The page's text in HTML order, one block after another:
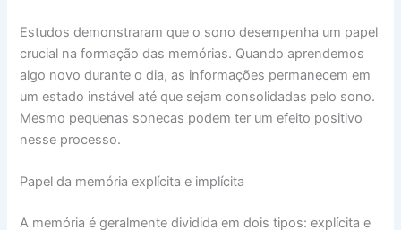
Estudos demonstraram que o sono desempenha um papel
crucial na formação das memórias. Quando aprendemos
algo novo durante o dia, as informações permanecem em
um estado instável até que sejam consolidadas pelo sono.
Mesmo pequenas sonecas podem ter um efeito positivo
nesse processo.
Papel da memória explícita e implícita
A memória é geralmente dividida em dois tipos: explícita e